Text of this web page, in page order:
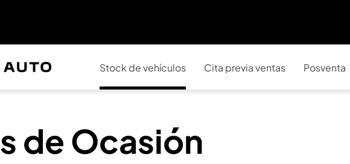
Stock de vehículos Cita previa ventas Posventa
de Ocasión